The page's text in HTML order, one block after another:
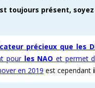
toujours présent,
ur précieux que les
pourles NAO et permet
en 2019 est cependant